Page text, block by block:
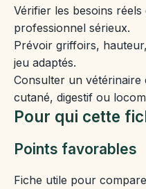
Vérifier les besoins
professionnel sérieux.
Prévoir griffoirs,
jeu adaptés.
Consulter un vétérinaire
cutané, digestif ou
Pour qui cette
Points favorables
Fiche utile pour